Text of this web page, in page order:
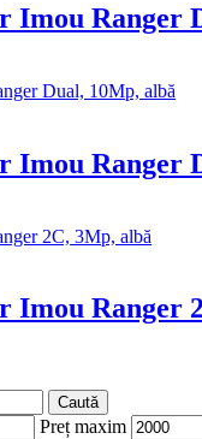
Imou Ranger
Imou Ranger
Imou Ranger
Caută
Preț maxim